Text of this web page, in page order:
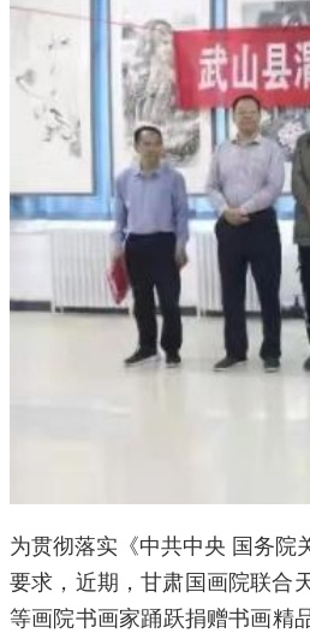
为贯彻落实《中共中央 国务院
要求，近期，甘肃国画院联合
等画院书画家踊跃捐赠书画精